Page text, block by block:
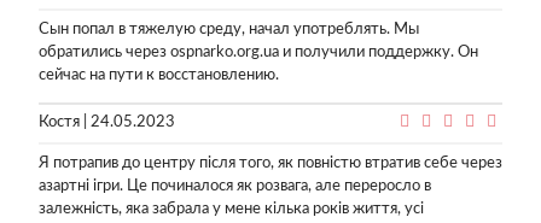
Сын попал в тяжелую среду, начал употреблять. Мы
обратились через ospnarko.org.ua и получили поддержку. Он
сейчас на пути к восстановлению.
Костя | 24.05.2023
Я потрапив до центру після того, як повністю втратив себе через
азартні ігри. Це починалося як розвага, але переросло в
залежність, яка забрала у мене кілька років життя, усі